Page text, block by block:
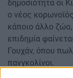
δημοσιότητα οι
ο νέος
κάποιο άλλο
επιδημία
Γουχάν, όπου
πανγκολίνοι.